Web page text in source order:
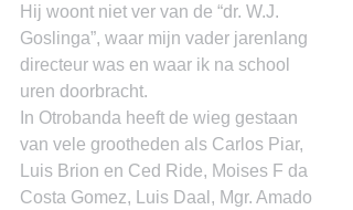
Hij woont niet ver van de “dr. W.J.
Goslinga”, waar mijn vader jarenlang
directeur was en waar ik na school
uren doorbracht.
In Otrobanda heeft de wieg gestaan
van vele grootheden als Carlos Piar,
Luis Brion en Ced Ride, Moises F da
Costa Gomez, Luis Daal, Mgr. Amado